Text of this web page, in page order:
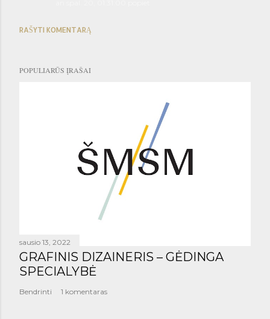
RAŠYTI KOMENTARĄ
POPULIARŪS ĮRAŠAI
sausio 13, 2022
GRAFINIS DIZAINERIS – GĖDINGA
SPECIALYBĖ
Bendrinti 1 komentaras